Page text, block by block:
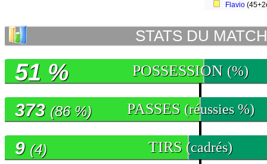
Flavio
STATS DU MATCH
POSSESSION (%)
51 %
PASSES (réussies %)
373 (86 %)
TIRS (cadrés)
9 (4)